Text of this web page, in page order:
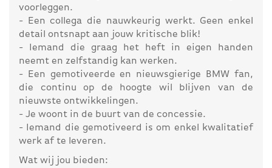
voorleggen.
- Een collega die nauwkeurig werkt. Geen enkel
detail ontsnapt aan jouw kritische blik!
- Iemand die graag het heft in eigen handen
neemt en zelfstandig kan werken.
- Een gemotiveerde en nieuwsgierige BMW fan,
die continu op de hoogte wil blijven van de
nieuwste ontwikkelingen.
- Je woont in de buurt van de concessie.
- Iemand die gemotiveerd is om enkel kwalitatief
werk af te leveren.
Wat wij jou bieden: